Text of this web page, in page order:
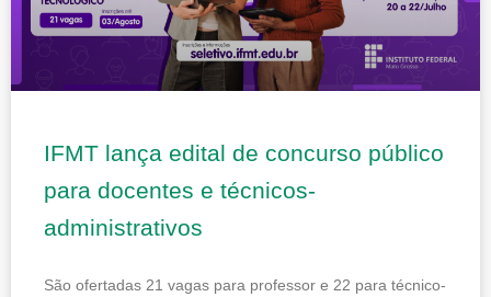
IFMT lança edital de concurso público
para docentes e técnicos-
administrativos
São ofertadas 21 vagas para professor e 22 para técnico-